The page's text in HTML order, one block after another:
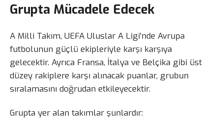
Grupta Mücadele Edecek
A Milli Takım, UEFA Uluslar A Ligi’nde Avrupa
futbolunun güçlü ekipleriyle karşı karşıya
gelecektir. Ayrıca Fransa, İtalya ve Belçika gibi üst
düzey rakiplere karşı alınacak puanlar, grubun
sıralamasını doğrudan etkileyecektir.
Grupta yer alan takımlar şunlardır: